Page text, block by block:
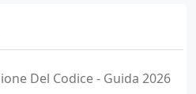
Del Codice - Guida 2026